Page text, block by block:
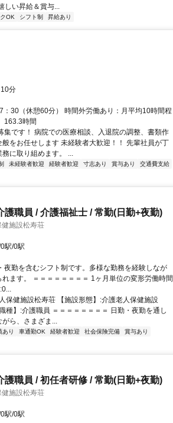
しい昇給＆賞与...
OK シフト制 昇給あり
分
30（休憩60分） 時間外労働あり：月平均10時間程
163.3時間
集です！ 病院での医療相談、入退院の調整、書類作
をお任せします 未経験者大歓迎！！ 先輩社員が丁
に取り組めます。 ...
未経験者歓迎 経験者歓迎 寸志あり 賞与あり
交通費支給
職員 / 介護福祉士 / 常勤(日勤+夜勤)
施設松寿荘
駅/0駅
夜勤を含むシフト制です。多様な勤務を経験しなが
ます。 ＝＝＝＝＝＝＝＝ 1ヶ月単位の変形労働時間
保健施設松寿荘 【施設形態】:介護老人保健施設
種】:介護職員 ＝＝＝＝＝＝＝＝ 日勤・夜勤を通し
ら、さまざま...
あり 車通勤OK 経験者歓迎 社会保険完備
賞与あり
職員 / 初任者研修 / 常勤(日勤+夜勤)
施設松寿荘
駅/0駅